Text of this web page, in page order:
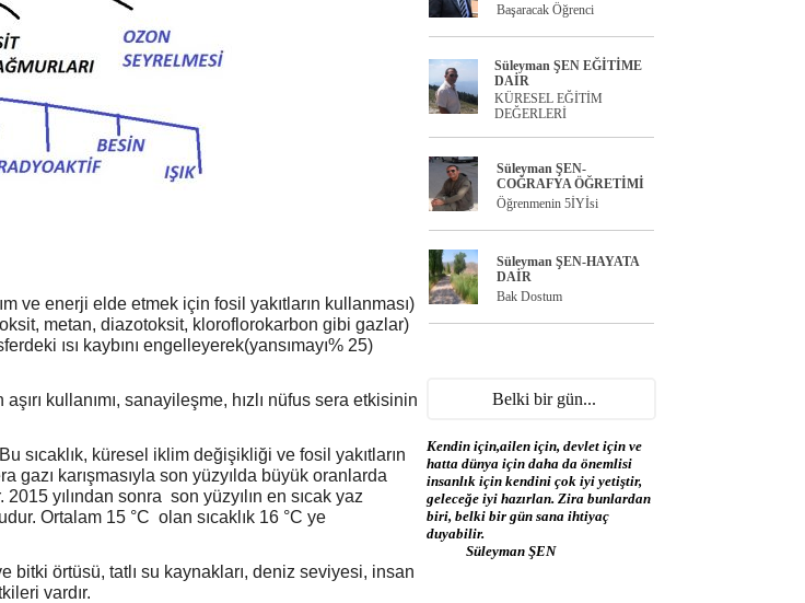
ve enerji elde etmek için fosil yakıtların kullanması)
metan, diazotoksit, kloroflorokarbon gibi gazlar)
ısı kaybını engelleyerek(yansımayı% 25)
kullanımı, sanayileşme, hızlı nüfus sera etkisinin
sıcaklık, küresel iklim değişikliği ve fosil yakıtların
gazı karışmasıyla son yüzyılda büyük oranlarda
yılından sonra son yüzyılın en sıcak yaz
Ortalam 15 °C olan sıcaklık 16 °C ye
bitki örtüsü, tatlı su kaynakları, deniz seviyesi, insan
vardır.
Başaracak Öğrenci
Süleyman ŞEN EĞİTİME
DAİR
KÜRESEL EĞİTİM
DEĞERLERİ
Süleyman ŞEN-
COĞRAFYA ÖĞRETİMİ
Öğrenmenin 5İYİsi
Süleyman ŞEN-HAYATA
DAİR
Bak Dostum
Belki bir gün...
Kendin için,ailen için, devlet için ve
hatta dünya için daha da önemlisi
insanlık için kendini çok iyi yetiştir,
geleceğe iyi hazırlan. Zira bunlardan
biri, belki bir gün sana ihtiyaç
duyabilir.
Süleyman ŞEN